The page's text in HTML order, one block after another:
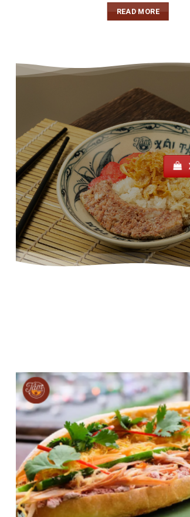
READ MORE